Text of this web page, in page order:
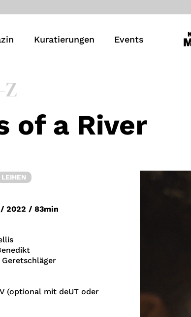
Kuratierungen Events
Z
of a River
LEIHEN
/ 2022 / 83min
Geretschläger
(optional mit deUT oder